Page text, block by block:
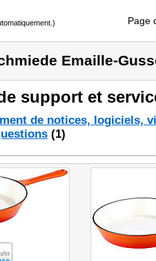
Page
Emaille-
support et
de notices, logiciels,
(1)